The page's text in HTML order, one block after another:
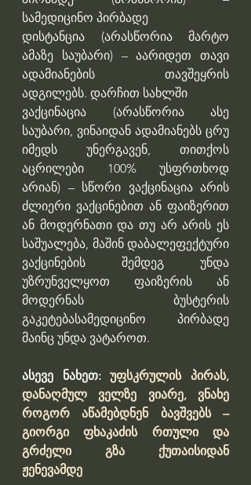
სამედიცინო პირბადე
დისტანცია (არასწორია მარტო
ამაზე საუბარი) – აარიდეთ თავი
ადამიანების თავშეყრის
ადგილებს. დარჩით სახლში
ვაქცინაცია (არასწორია ასე
საუბარი, ვინაიდან ადამიანებს ცრუ
იმედს უნერგავენ, თითქოს
აცრილები 100% უსფრთხოდ
არიან) – სწორი ვაქცინაცია არის
ძლიერი ვაქცინებით ან ფაიზერით
ან მოდერნათი და თუ არ არის ეს
საშუალება, მაშინ დაბალეფექტური
ვაქცინების შემდეგ უნდა
უზრუნველყოთ ფაიზერის ან
მოდერნას ბუსტერის
გაკეტებასამედიცინო პირბადე
მაინც უნდა ვატაროთ.
ასევე ნახეთ: უფსკრულის პირას,
დანაღმულ ველზე ვიარე, ვნახე
როგორ აწამებდნენ ბავშვებს –
გიორგი ფხაკაძის რთული და
გრძელი გზა ქუთაისიდან
ჟენევამდე